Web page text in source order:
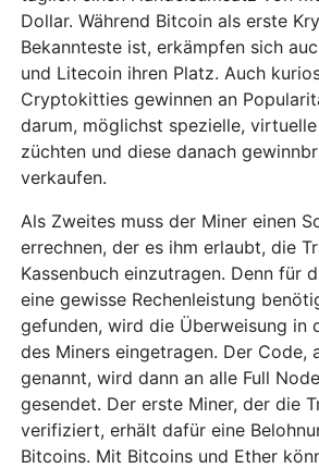
Dollar. Während Bitcoin als erste
Bekannteste ist, erkämpfen sich
und Litecoin ihren Platz. Auch
Cryptokitties gewinnen an
darum, möglichst spezielle,
züchten und diese danach
verkaufen.
Als Zweites muss der Miner einen
errechnen, der es ihm erlaubt, die
Kassenbuch einzutragen. Denn für
eine gewisse Rechenleistung
gefunden, wird die Überweisung in
des Miners eingetragen. Der Code,
genannt, wird dann an alle Full
gesendet. Der erste Miner, der die
verifiziert, erhält dafür eine
Bitcoins. Mit Bitcoins und Ether